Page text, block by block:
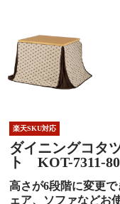
楽天SKU対応
ダイニングコタ
ト KOT-7311-
高さが6段階に変更
ェア、ソファなどお